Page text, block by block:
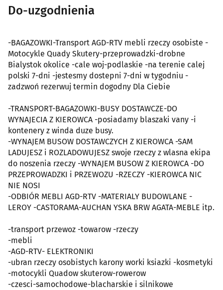
Do-uzgodnienia
-BAGAZOWKI-Transport AGD-RTV mebli rzeczy osobiste -
Motocykle Quady Skutery-przeprowadzki-drobne
Bialystok okolice -cale woj-podlaskie -na terenie calej
polski 7-dni -jestesmy dostepni 7-dni w tygodniu -
zadzwoń rezerwuj termin dogodny Dla Ciebie
-TRANSPORT-BAGAZOWKI-BUSY DOSTAWCZE-DO
WYNAJECIA Z KIEROWCA -posiadamy blaszaki vany -i
kontenery z winda duze busy.
-WYNAJEM BUSOW DOSTAWCZYCH Z KIEROWCA -SAM
LADUJESZ i ROZLADOWUJESZ swoje rzeczy z wlasna ekipa
do noszenia rzeczy -WYNAJEM BUSOW Z KIEROWCA -DO
PRZEPROWADZKI i PRZEWOZU -RZECZY -KIEROWCA NIC
NIE NOSI
-ODBIÓR MEBLI AGD-RTV -MATERIALY BUDOWLANE -
LEROY -CASTORAMA-AUCHAN YSKA BRW AGATA-MEBLE itp.
-transport przewoz -towarow -rzeczy
-mebli
-AGD-RTV- ELEKTRONIKI
-ubran rzeczy osobistych karony worki ksiazki -kosmetyki
-motocykli Quadow skuterow-rowerow
-czesci-samochodowe-blacharskie i silnikowe